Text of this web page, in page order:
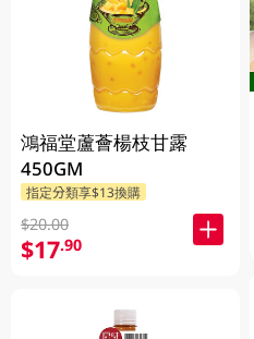
鴻福堂蘆薈楊枝甘露
450GM
指定分類享$13換購
$20.00
$17.90